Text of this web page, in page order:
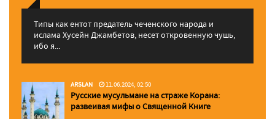
Типы как ентот предатель чеченского народа и
ислама Хусейн Джамбетов, несет откровенную чушь,
ибо я...
ARSLAN 11.06.2024, 02:50
Русские мусульмане на страже Корана:
pазвеивая мифы о Священной Книге